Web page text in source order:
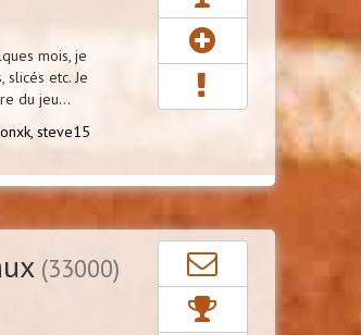
mois, je
etc. Je
du jeu...
steve15
(33000)